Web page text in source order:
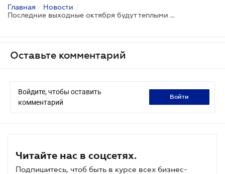
Главная / Новости /
Последние выходные октября будут теплыми и солнечными
Оставьте комментарий
Войдите, чтобы оставить
комментарий
войти
Читайте нас в соцсетях.
Подпишитесь, чтоб быть в курсе всех бизнес-